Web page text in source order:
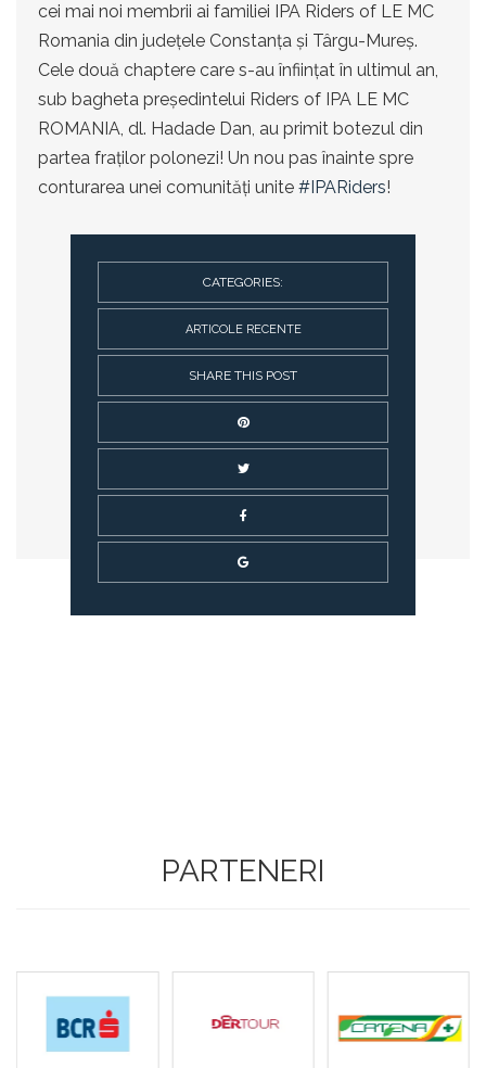
cei mai noi membrii ai familiei IPA Riders of LE MC
Romania din județele Constanța și Târgu-Mureș.
Cele două chaptere care s-au înființat în ultimul an,
sub bagheta președintelui Riders of IPA LE MC
ROMANIA, dl. Hadade Dan, au primit botezul din
partea fraților polonezi! Un nou pas înainte spre
conturarea unei comunități unite #IPARiders!
CATEGORIES:
ARTICOLE RECENTE
SHARE THIS POST
PARTENERI